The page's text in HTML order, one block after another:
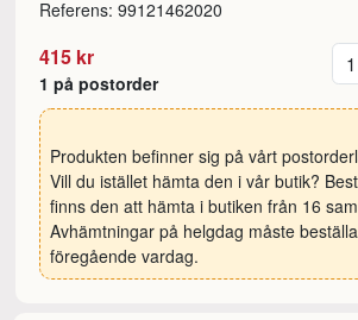
Referens: 99121462020
415 kr
1 på postorder
Produkten befinner sig på vårt
Vill du istället hämta den i vår butik?
finns den att hämta i butiken från 16
Avhämtningar på helgdag måste
föregående vardag.